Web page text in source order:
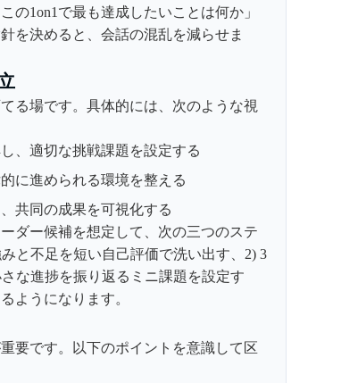
の1on1で最も達成したいことは何か」
を決めると、会話の混乱を減らせま
る場です。具体的には、次のような視
、適切な挑戦課題を設定する
に進められる環境を整える
共同の成果を可視化する
ダー候補を想定して、次の三つのステ
と不足を短い自己評価で洗い出す、2) 3
な進捗を振り返るミニ課題を設定す
ようになります。
要です。以下のポイントを意識して区